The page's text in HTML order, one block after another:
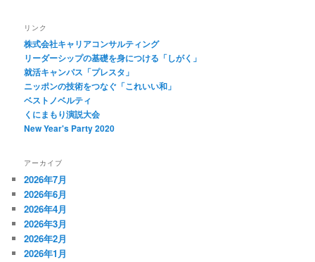
リンク
株式会社キャリアコンサルティング
リーダーシップの基礎を身につける「しがく」
就活キャンパス「プレスタ」
ニッポンの技術をつなぐ「これいい和」
ベストノベルティ
くにまもり演説大会
New Year's Party 2020
アーカイブ
2026年7月
2026年6月
2026年4月
2026年3月
2026年2月
2026年1月